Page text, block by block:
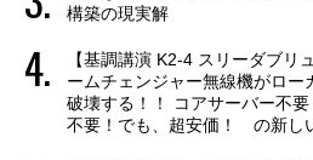
構築の現実解
【基調講演 K2-4 スリーダブリ
ームチェンジャー無線機がロー
破壊する！！ コアサーバー不
不要！でも、超安価！ の新し